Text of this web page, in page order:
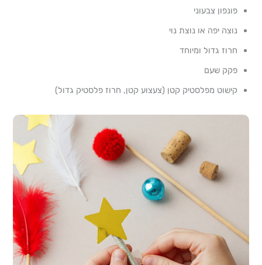
פונפון צבעוני
נוצה יפה או נוצת נוי
חרוז גדול ומיוחד
פקק שעם
קישוט מפלסטיק קטן (צעצוע קטן, חרוז פלסטיק גדול)